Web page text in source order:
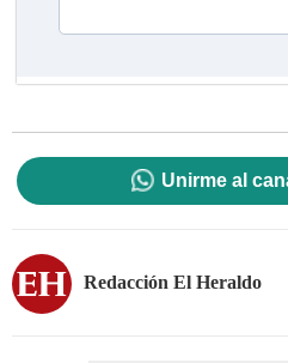
Unirme al
Redacción El Heraldo